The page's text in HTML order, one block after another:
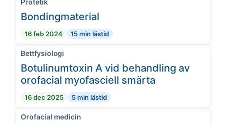
Protetik
Bondingmaterial
16 feb 2024 15 min lästid
Bettfysiologi
Botulinumtoxin A vid behandling av
orofacial myofasciell smärta
16 dec 2025 5 min lästid
Orofacial medicin